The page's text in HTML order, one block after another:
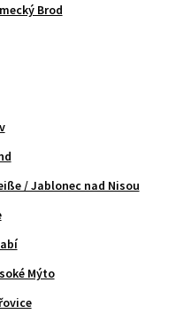
Brod
/ Jablonec nad Nisou
Mýto